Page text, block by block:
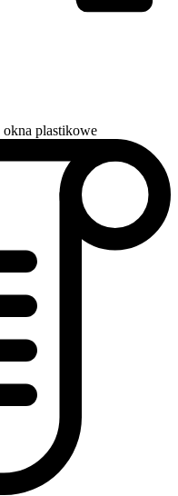
okna plastikowe